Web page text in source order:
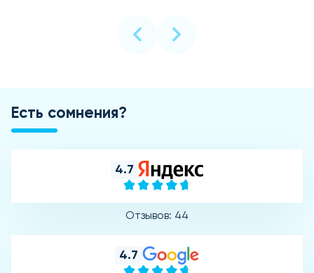
Есть сомнения?
4.7
Отзывов: 44
4.7